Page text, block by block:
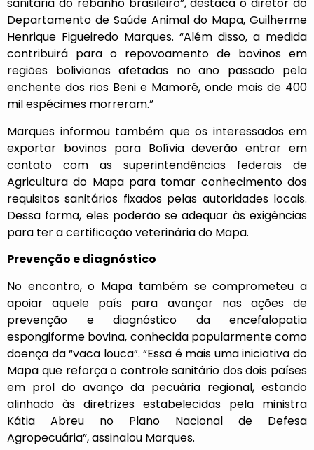
sanitária do rebanho brasileiro”, destaca o diretor do
Departamento de Saúde Animal do Mapa, Guilherme
Henrique Figueiredo Marques. “Além disso, a medida
contribuirá para o repovoamento de bovinos em
regiões bolivianas afetadas no ano passado pela
enchente dos rios Beni e Mamoré, onde mais de 400
mil espécimes morreram.”
Marques informou também que os interessados em
exportar bovinos para Bolívia deverão entrar em
contato com as superintendências federais de
Agricultura do Mapa para tomar conhecimento dos
requisitos sanitários fixados pelas autoridades locais.
Dessa forma, eles poderão se adequar às exigências
para ter a certificação veterinária do Mapa.
Prevenção e diagnóstico
No encontro, o Mapa também se comprometeu a
apoiar aquele país para avançar nas ações de
prevenção e diagnóstico da encefalopatia
espongiforme bovina, conhecida popularmente como
doença da “vaca louca”. “Essa é mais uma iniciativa do
Mapa que reforça o controle sanitário dos dois países
em prol do avanço da pecuária regional, estando
alinhado às diretrizes estabelecidas pela ministra
Kátia Abreu no Plano Nacional de Defesa
Agropecuária”, assinalou Marques.